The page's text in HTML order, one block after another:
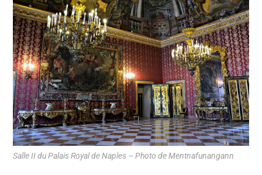
Salle II du Palais Royal de Naples – Photo de Mentnafunangann